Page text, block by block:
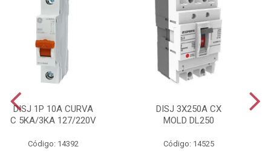
DISJ 1P 10A CURVA
C 5KA/3KA 127/220V
Código: 14392
DISJ 3X250A CX
MOLD DL250
Código: 14525